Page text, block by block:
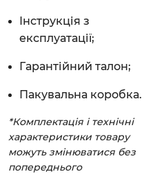
Інструкція з
експлуатації;
Гарантійний талон;
Пакувальна коробка.
*Комплектація і технічні
характеристики товару
можуть змінюватися без
попереднього